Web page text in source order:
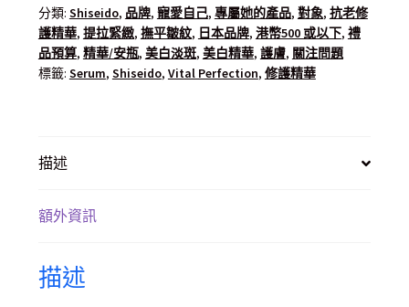
分類: Shiseido, 品牌, 寵愛自己, 專屬她的產品, 對象, 抗老修
護精華, 提拉緊緻, 撫平皺紋, 日本品牌, 港幣500 或以下, 禮
品預算, 精華/安瓶, 美⽩淡斑, 美白精華, 護膚, 關注問題
標籤: Serum, Shiseido, Vital Perfection, 修護精華
描述
額外資訊
描述